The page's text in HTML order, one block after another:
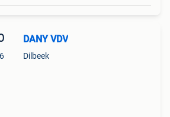
DANY VDV
Dilbeek